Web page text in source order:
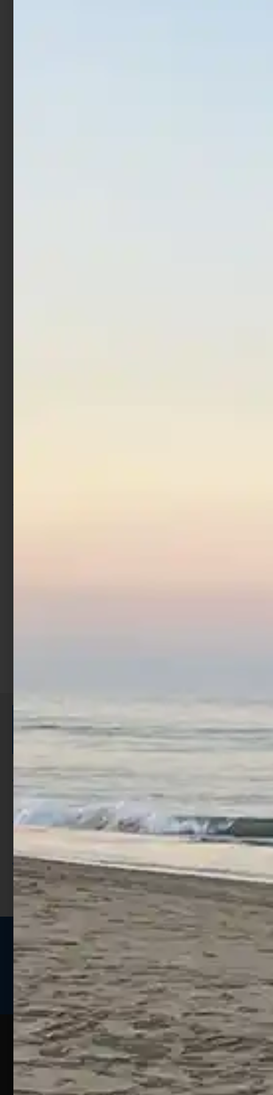
Artificiale Popper Duo Bay
ISCRIVITI E RICEVI 3,50€ DI
SCONTO >
Per ogni acquisto accumuli ulteriori
punti;
Utilizza i punti per ricevere uno
I punti sono indicati nella pagina
prodotto;
Seguici sui social
Web
Pesca
Un portale
pensato
Esperienze
Guide
sulla
Assistenza
Clienti
Chi
Siamo
Contatti
Assistenza
Ecommerce